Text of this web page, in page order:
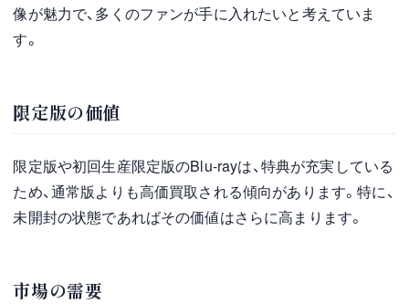
像が魅力で、多くのファンが手に入れたいと考えていま
す。
限定版の価値
限定版や初回生産限定版のBlu-rayは、特典が充実している
ため、通常版よりも高価買取される傾向があります。特に、
未開封の状態であればその価値はさらに高まります。
市場の需要